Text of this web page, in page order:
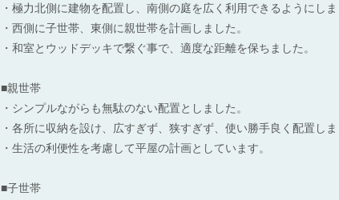
・極力北側に建物を配置し、南側の庭を広く利用できるようにしま
・西側に子世帯、東側に親世帯を計画しました。
・和室とウッドデッキで繋ぐ事で、適度な距離を保ちました。
■親世帯
・シンプルながらも無駄のない配置としました。
・各所に収納を設け、広すぎず、狭すぎず、使い勝手良く配置しま
・生活の利便性を考慮して平屋の計画としています。
■子世帯